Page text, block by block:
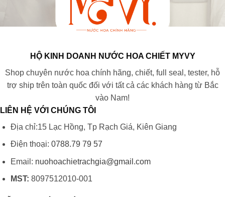
HỘ KINH DOANH NƯỚC HOA CHIẾT MYVY
Shop chuyên nước hoa chính hãng, chiết, full seal, tester, hỗ
trợ ship trên toàn quốc đối với tất cả các khách hàng từ Bắc
vào Nam!
LIÊN HỆ VỚI CHÚNG TÔI
Địa chỉ:15 Lạc Hồng, Tp Rạch Giá, Kiên Giang
Điện thoại: 0788.79 79 57
Email: nuohoachietrachgia@gmail.com
MST: 8097512010-001